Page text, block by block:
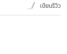
เขียนรีวิว